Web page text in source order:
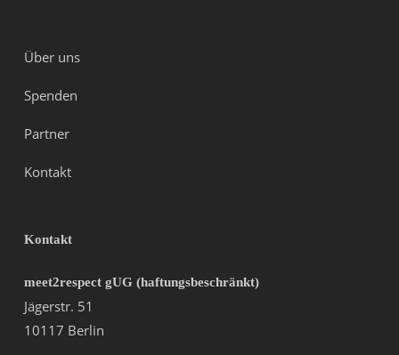
Über uns
Spenden
Partner
Kontakt
Kontakt
meet2respect gUG (haftungsbeschränkt)
Jägerstr. 51
10117 Berlin